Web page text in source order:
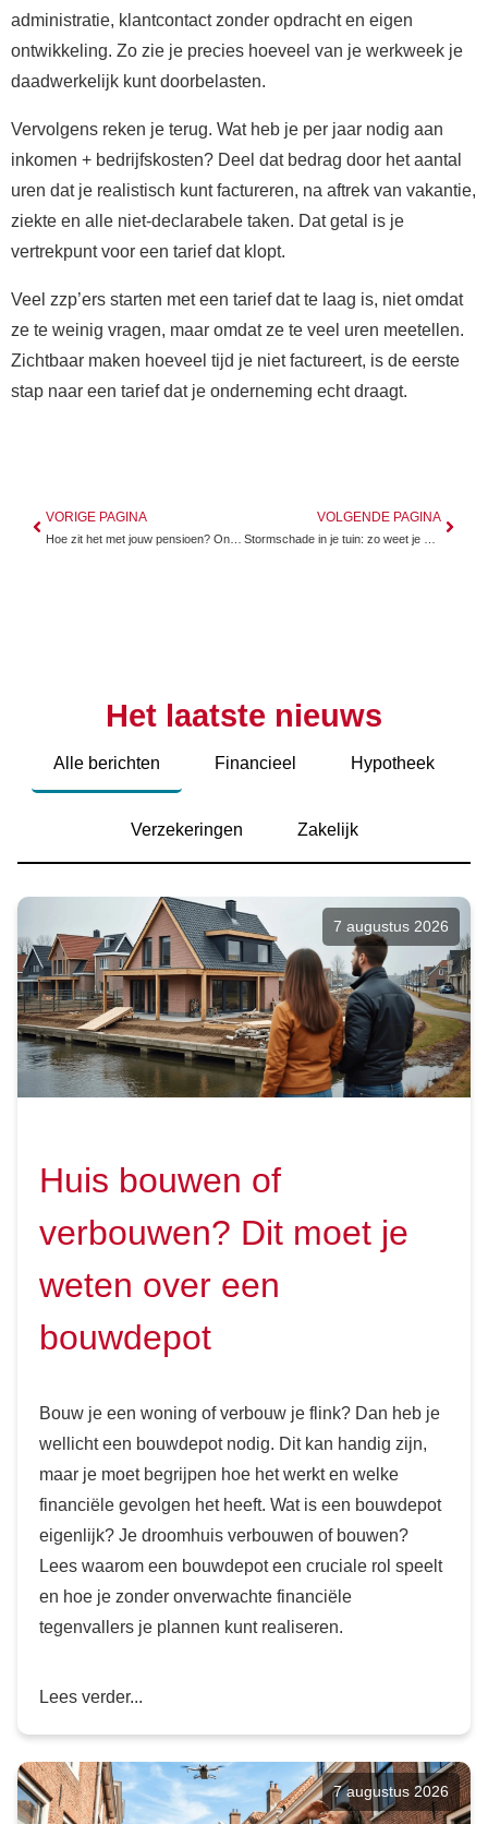
administratie, klantcontact zonder opdracht en eigen
ontwikkeling. Zo zie je precies hoeveel van je werkweek je
daadwerkelijk kunt doorbelasten.
Vervolgens reken je terug. Wat heb je per jaar nodig aan
inkomen + bedrijfskosten? Deel dat bedrag door het aantal
uren dat je realistisch kunt factureren, na aftrek van vakantie,
ziekte en alle niet-declarabele taken. Dat getal is je
vertrekpunt voor een tarief dat klopt.
Veel zzp’ers starten met een tarief dat te laag is, niet omdat
ze te weinig vragen, maar omdat ze te veel uren meetellen.
Zichtbaar maken hoeveel tijd je niet factureert, is de eerste
stap naar een tarief dat je onderneming echt draagt.
VORIGE PAGINA VOLGENDE PAGINA
Het laatste nieuws
Alle berichten Financieel Hypotheek
Verzekeringen Zakelijk
7 augustus 2026
Huis bouwen of
verbouwen? Dit moet je
weten over een
bouwdepot
Bouw je een woning of verbouw je flink? Dan heb je
wellicht een bouwdepot nodig. Dit kan handig zijn,
maar je moet begrijpen hoe het werkt en welke
financiële gevolgen het heeft. Wat is een bouwdepot
eigenlijk? Je droomhuis verbouwen of bouwen?
Lees waarom een bouwdepot een cruciale rol speelt
en hoe je zonder onverwachte financiële
tegenvallers je plannen kunt realiseren.
Lees verder...
7 augustus 2026